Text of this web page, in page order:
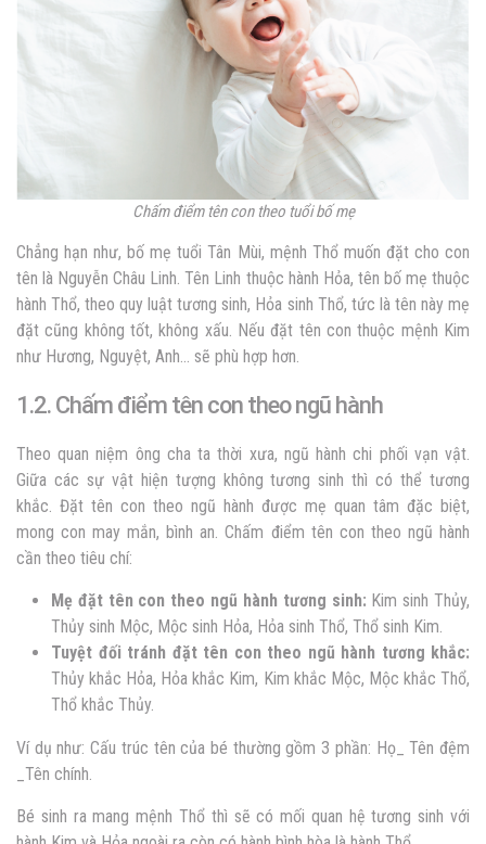
Chấm điểm tên con theo tuổi bố mẹ
Chẳng hạn như, bố mẹ tuổi Tân Mùi, mệnh Thổ muốn đặt cho con
tên là Nguyễn Châu Linh. Tên Linh thuộc hành Hỏa, tên bố mẹ thuộc
hành Thổ, theo quy luật tương sinh, Hỏa sinh Thổ, tức là tên này mẹ
đặt cũng không tốt, không xấu. Nếu đặt tên con thuộc mệnh Kim
như Hương, Nguyệt, Anh… sẽ phù hợp hơn.
1.2. Chấm điểm tên con theo ngũ hành
Theo quan niệm ông cha ta thời xưa, ngũ hành chi phối vạn vật.
Giữa các sự vật hiện tượng không tương sinh thì có thể tương
khắc. Đặt tên con theo ngũ hành được mẹ quan tâm đặc biệt,
mong con may mắn, bình an. Chấm điểm tên con theo ngũ hành
cần theo tiêu chí:
Mẹ đặt tên con theo ngũ hành tương sinh: Kim sinh Thủy,
Thủy sinh Mộc, Mộc sinh Hỏa, Hỏa sinh Thổ, Thổ sinh Kim.
Tuyệt đối tránh đặt tên con theo ngũ hành tương khắc:
Thủy khắc Hỏa, Hỏa khắc Kim, Kim khắc Mộc, Mộc khắc Thổ,
Thổ khắc Thủy.
Ví dụ như: Cấu trúc tên của bé thường gồm 3 phần: Họ_ Tên đệm
_Tên chính.
Bé sinh ra mang mệnh Thổ thì sẽ có mối quan hệ tương sinh với